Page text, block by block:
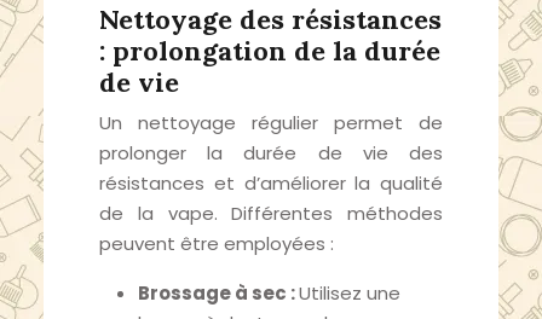
Nettoyage des résistances
: prolongation de la durée
de vie
Un nettoyage régulier permet de
prolonger la durée de vie des
résistances et d’améliorer la qualité
de la vape. Différentes méthodes
peuvent être employées :
Brossage à sec :Utilisez une